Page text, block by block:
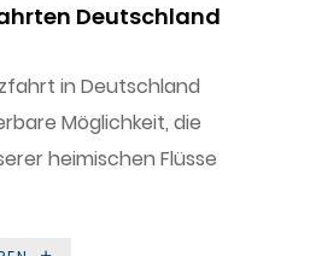
Deutschland
in Deutschland
Möglichkeit, die
heimischen Flüsse